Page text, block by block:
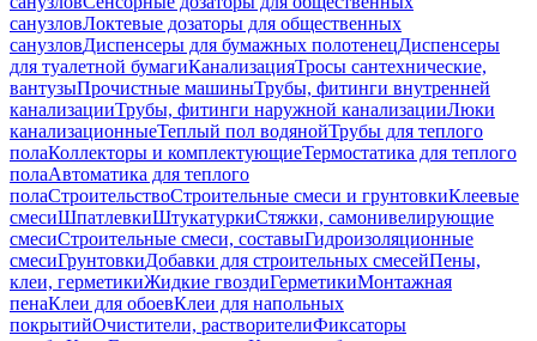
санузловЛоктевые дозаторы для общественных
санузловДиспенсеры для бумажных полотенецДиспенсеры
для туалетной бумагиКанализацияТросы сантехнические,
вантузыПрочистные машиныТрубы, фитинги внутренней
канализацииТрубы, фитинги наружной канализацииЛюки
канализационныеТеплый пол водянойТрубы для теплого
полаКоллекторы и комплектующиеТермостатика для теплого
полаАвтоматика для теплого
полаСтроительствоСтроительные смеси и грунтовкиКлеевые
смесиШпатлевкиШтукатуркиСтяжки, самонивелирующие
смесиСтроительные смеси, составыГидроизоляционные
смесиГрунтовкиДобавки для строительных смесейПены,
клеи, герметикиЖидкие гвоздиГерметикиМонтажная
пенаКлеи для обоевКлеи для напольных
покрытийОчистители, растворителиФиксаторы